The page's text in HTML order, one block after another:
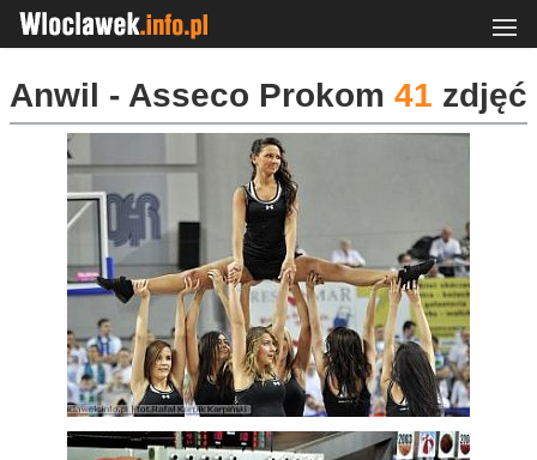
Anwil - Asseco Prokom 41 zdjęć